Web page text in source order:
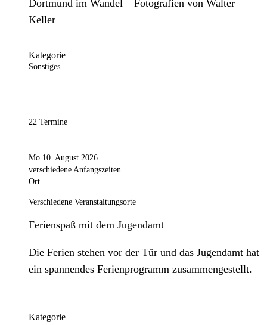
Dortmund im Wandel – Fotografien von Walter
Keller
Kategorie
Sonstiges
22 Termine
Mo 10. August 2026
verschiedene Anfangszeiten
Ort
Verschiedene Veranstaltungsorte
Ferienspaß mit dem Jugendamt
Die Ferien stehen vor der Tür und das Jugendamt hat
ein spannendes Ferienprogramm zusammengestellt.
Kategorie